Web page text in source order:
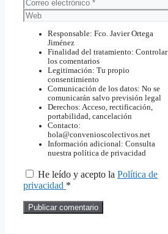
electrónico
Web
Responsable: Fco. Javier Ortega
Jiménez
Finalidad del tratamiento: Controlar
los comentarios
Legitimación: Tu propio
consentimiento
Comunicación de los datos: No se
comunicarán salvo previsión legal
Derechos: Acceso, rectificación,
portabilidad, cancelación
Contacto:
hola@convenioscolectivos.net
Información adicional: Consulta
nuestra política de privacidad
He leído y acepto la Política de
privacidad *